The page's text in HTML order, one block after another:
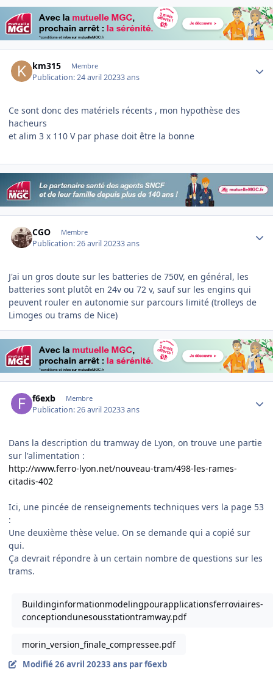
km315 Membre
Publication:24 avril 20233 ans
Ce sont donc des matériels récents , mon hypothèse des
hacheurs
et alim 3 x 110 V par phase doit être la bonne
CGO Membre
Publication:26 avril 20233 ans
J'ai un gros doute sur les batteries de 750V, en général, les
batteries sont plutôt en 24v ou 72 v, sauf sur les engins qui
peuvent rouler en autonomie sur parcours limité (trolleys de
Limoges ou trams de Nice)
f6exb Membre
Publication:26 avril 20233 ans
Dans la description du tramway de Lyon, on trouve une partie
sur l'alimentation :
http://www.ferro-lyon.net/nouveau-tram/498-les-rames-
citadis-402
Ici, une pincée de renseignements techniques vers la page 53
:
Une deuxième thèse velue. On se demande qui a copié sur
qui.
Ça devrait répondre à un certain nombre de questions sur les
trams.
Buildinginformationmodelingpourapplicationsferroviaires-
conceptiondunesousstationtramway.pdf
morin_version_finale_compressee.pdf
Modifié26 avril 20233 ans par f6exb